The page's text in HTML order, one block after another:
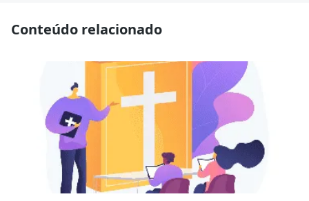
Conteúdo relacionado